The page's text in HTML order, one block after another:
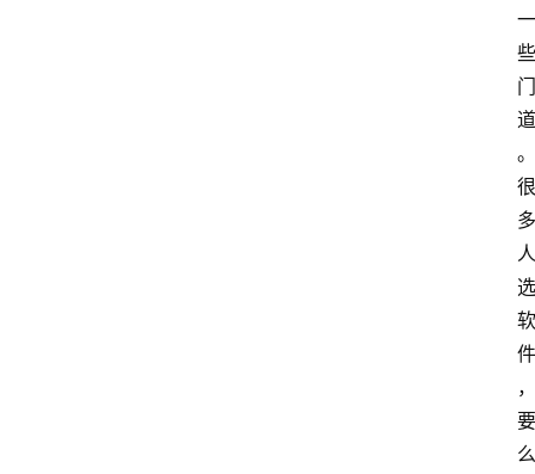
一
些
门
道
。
很
多
人
选
软
件
，
要
么